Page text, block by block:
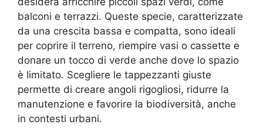
balconi e terrazzi. Queste specie, caratterizzate
da una crescita bassa e compatta, sono ideali
per coprire il terreno, riempire vasi o cassette e
donare un tocco di verde anche dove lo spazio
è limitato. Scegliere le tappezzanti giuste
permette di creare angoli rigogliosi, ridurre la
manutenzione e favorire la biodiversità, anche
in contesti urbani.